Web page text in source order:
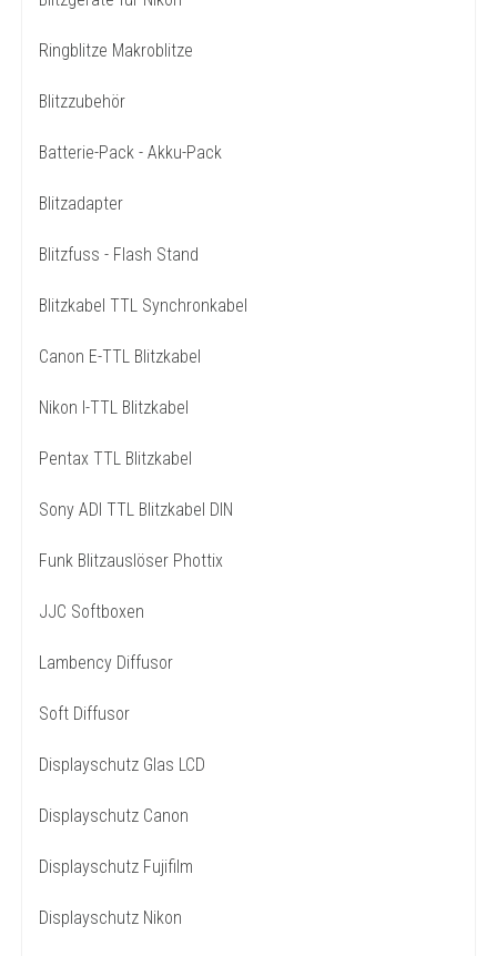
Ringblitze Makroblitze
Blitzzubehör
Batterie-Pack - Akku-Pack
Blitzadapter
Blitzfuss - Flash Stand
Blitzkabel TTL Synchronkabel
Canon E-TTL Blitzkabel
Nikon I-TTL Blitzkabel
Pentax TTL Blitzkabel
Sony ADI TTL Blitzkabel DIN
Funk Blitzauslöser Phottix
JJC Softboxen
Lambency Diffusor
Soft Diffusor
Displayschutz Glas LCD
Displayschutz Canon
Displayschutz Fujifilm
Displayschutz Nikon